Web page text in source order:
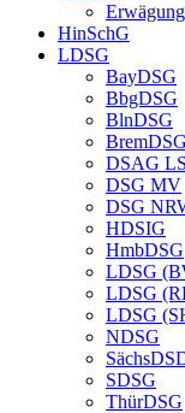
HinSchG
LDSG
BayDSG
BbgDSG
BlnDSG
DSAG
DSG MV
DSG
HDSIG
HmbDSG
LDSG
LDSG
LDSG
NDSG
SDSG
ThürDSG